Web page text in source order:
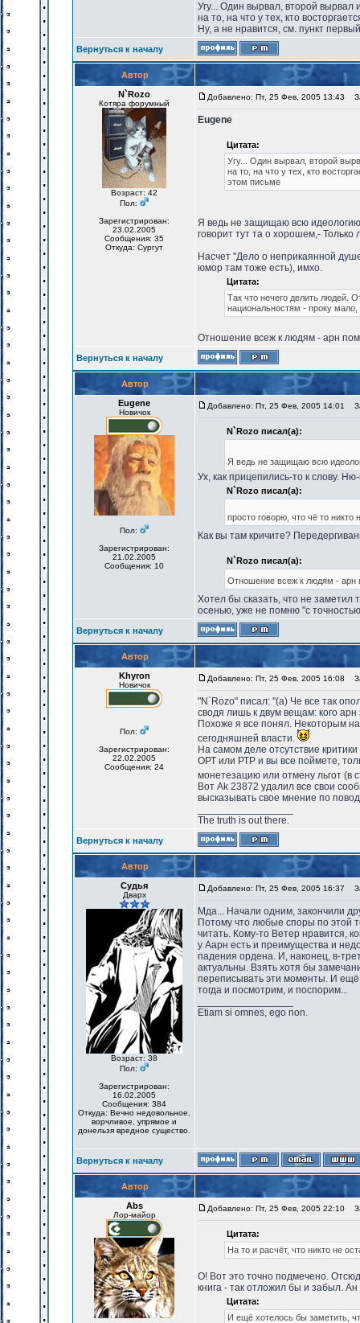
Угу... Один вырвал, второй
на то, на что у тех, кто
Ну, а не нравится, см. пункт
Вернуться к началу
Автор
N`Rozo
Котяра форумный
Возраст: 42
Пол:
Зарегистрирован:
23.02.2005
Сообщения: 35
Откуда: Сургут
Добавлено: Пт, 25 Фев, 2005 13:43
Eugene
Цитата:
Угу... Один вырвал, второй
на то, на что у тех, кто
этом письме
Я ведь не защищаю всю
говорит тут та о хорошем,-
Насчет "Дело о неприкаянной
юмор там тоже есть), имхо.
Цитата:
Так что нечего делить людей.
национальностям - проку
Отношение всеж к людям - арн
Вернуться к началу
Автор
Eugene
Новичок
Пол:
Зарегистрирован:
21.02.2005
Сообщения: 10
Добавлено: Пт, 25 Фев, 2005 14:01
N`Rozo писал(а):
Я ведь не защищаю всю
Ух, как прицепились-то к слову.
N`Rozo писал(а):
просто говорю, что чё то никто
Как вы там кричите?
N`Rozo писал(а):
Отношение всеж к людям - арн
Хотел бы сказать, что не заметил
осенью, уже не помню "с
Вернуться к началу
Автор
Khyron
Новичок
Пол:
Зарегистрирован:
22.02.2005
Сообщения: 24
Добавлено: Пт, 25 Фев, 2005 16:08
"N`Rozo" писал: "(а) Че все так
сводя лишь к двум вещам: кого арн
Похоже я все понял. Некоторым
сегодняшней власти.
На самом деле отсутствие
ОРТ или РТР и вы все поймете,
монетезацию или отмену льгот (в
Вот Ak 23872 удалил все свои
высказывать свое мнение по
The truth is out there.
Вернуться к началу
Автор
Судья
Дварх
Возраст: 38
Пол:
Зарегистрирован:
16.02.2005
Сообщения: 384
Откуда: Вечно недовольное,
ворчливое, упрямое и
донельзя вредное существо.
Добавлено: Пт, 25 Фев, 2005 16:37
Мда... Начали одним, закончили
Потому что любые споры по этой
читать. Кому-то Ветер нравится,
у Аарн есть и преимущества и
падения ордена. И, наконец, в-
актуальны. Взять хотя бы
переписывать эти моменты. И ещё
тогда и посмотрим, и поспорим...
Etiam si omnes, ego non.
Вернуться к началу
Автор
Abs
Лор-майор
Добавлено: Пт, 25 Фев, 2005 22:10
Цитата:
На то и расчёт, что никто не
О! Вот это точно подмечено.
книга - так отложил бы и забыл.
Цитата:
И ещё хотелось бы заметить,